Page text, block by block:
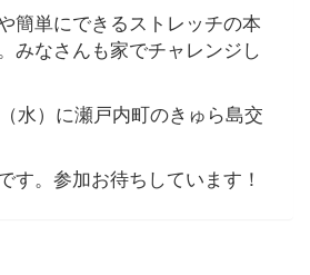
簡単にできるストレッチの本
みなさんも家でチャレンジし
水）に瀬戸内町のきゅら島交
す。参加お待ちしています！